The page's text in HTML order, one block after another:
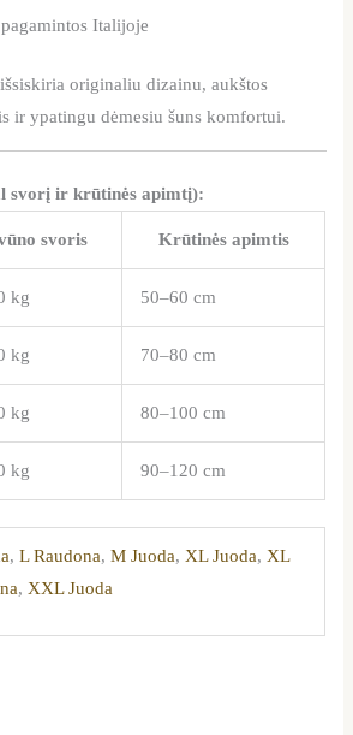
Italijoje
išsiskiria originaliu dizainu, aukštos
ir ypatingu dėmesiu šuns komfortui.
svorį ir krūtinės apimtį):
svoris Krūtinės apimtis
kg 50–60 cm
kg 70–80 cm
kg 80–100 cm
kg 90–120 cm
,L Raudona,M Juoda, XL Juoda, XL
, XXL Juoda